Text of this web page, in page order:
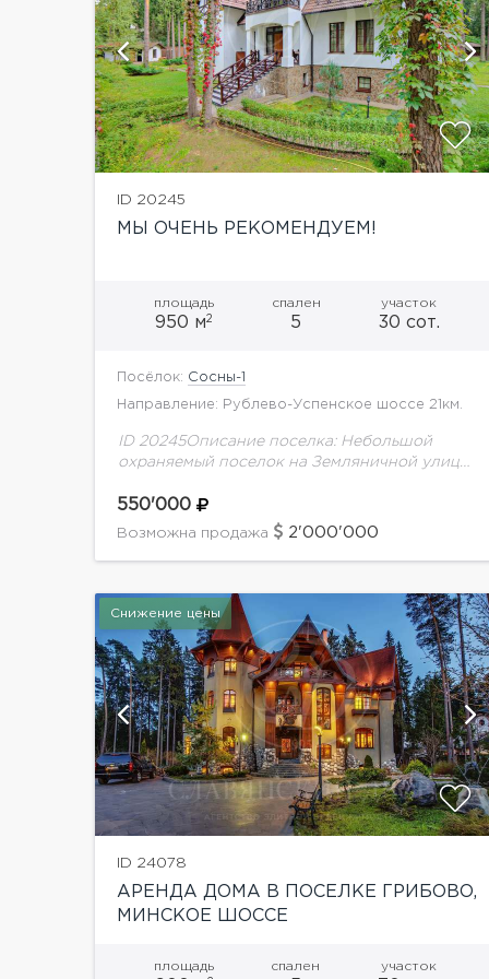
ID 20245
МЫ ОЧЕНЬ РЕКОМЕНДУЕМ!
площадь
950 м2
спален
5
участок
30 сот.
Посёлок: Сосны-1
Направление: Рублево-Успенское шоссе 21км.
ID 20245Описание поселка: Небольшой
охраняемый поселок на Земляничной улице
шале на великолепном участке с соснами. В
доме: 5 спален со своими...
550'000
Возможна продажа 2'000'000
показать ещё 37 фотографий
Снижение цены
ID 24078
АРЕНДА ДОМА В ПОСЕЛКЕ ГРИБОВО,
МИНСКОЕ ШОССЕ
площадь спален участок
показать ещё 38 фотографий